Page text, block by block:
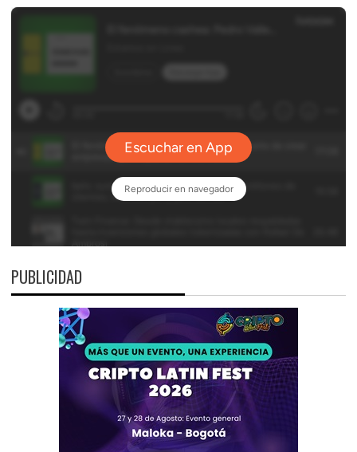
PUBLICIDAD